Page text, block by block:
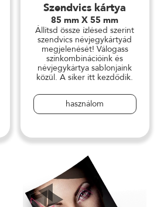
Szendvics kártya
85 mm X 55 mm
Állítsd össze ízlésed szerint
szendvics névjegykártyád
megjelenését! Válogass
színkombinációink és
névjegykártya sablonjaink
közül. A siker itt kezdődik.
használom